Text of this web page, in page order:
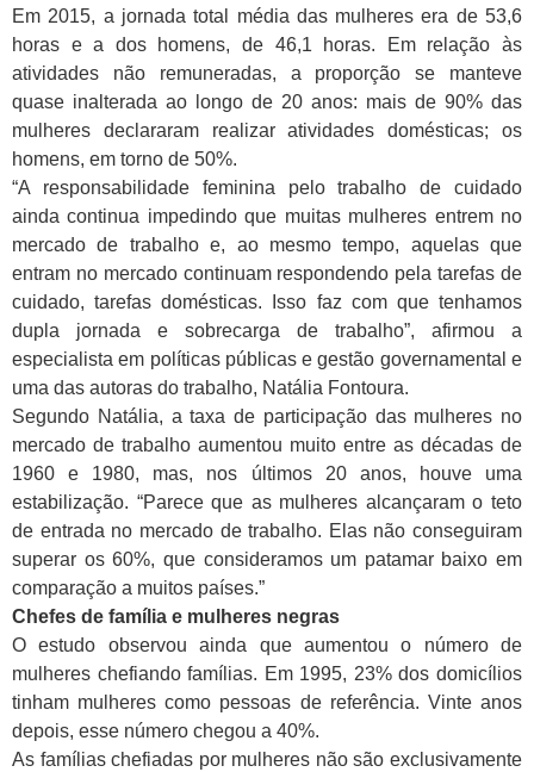
Em 2015, a jornada total média das mulheres era de 53,6
horas e a dos homens, de 46,1 horas. Em relação às
atividades não remuneradas, a proporção se manteve
quase inalterada ao longo de 20 anos: mais de 90% das
mulheres declararam realizar atividades domésticas; os
homens, em torno de 50%.
“A responsabilidade feminina pelo trabalho de cuidado
ainda continua impedindo que muitas mulheres entrem no
mercado de trabalho e, ao mesmo tempo, aquelas que
entram no mercado continuam respondendo pela tarefas de
cuidado, tarefas domésticas. Isso faz com que tenhamos
dupla jornada e sobrecarga de trabalho”, afirmou a
especialista em políticas públicas e gestão governamental e
uma das autoras do trabalho, Natália Fontoura.
Segundo Natália, a taxa de participação das mulheres no
mercado de trabalho aumentou muito entre as décadas de
1960 e 1980, mas, nos últimos 20 anos, houve uma
estabilização. “Parece que as mulheres alcançaram o teto
de entrada no mercado de trabalho. Elas não conseguiram
superar os 60%, que consideramos um patamar baixo em
comparação a muitos países.”
Chefes de família e mulheres negras
O estudo observou ainda que aumentou o número de
mulheres chefiando famílias. Em 1995, 23% dos domicílios
tinham mulheres como pessoas de referência. Vinte anos
depois, esse número chegou a 40%.
As famílias chefiadas por mulheres não são exclusivamente